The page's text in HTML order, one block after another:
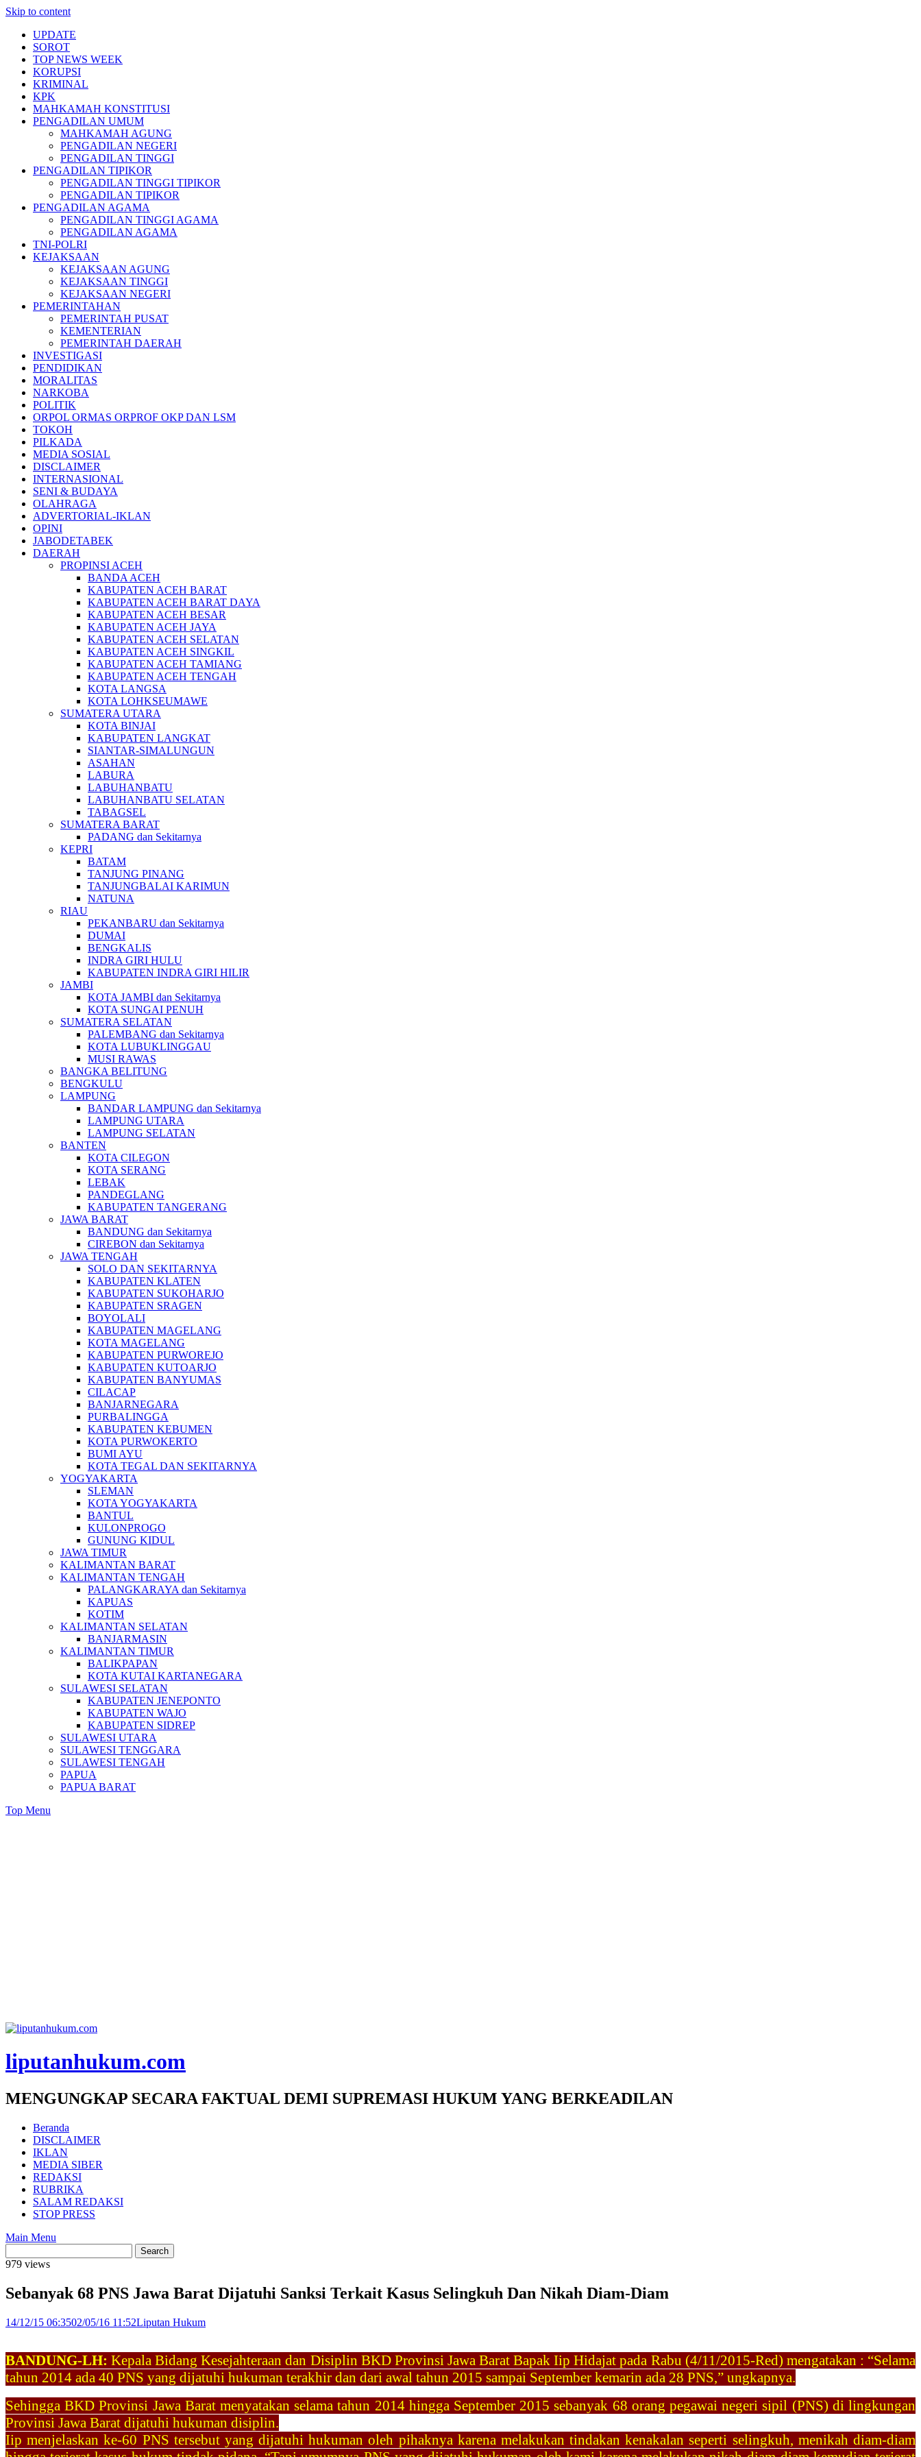
Skip to content
UPDATE
SOROT
TOP NEWS WEEK
KORUPSI
KRIMINAL
KPK
MAHKAMAH KONSTITUSI
PENGADILAN UMUM
MAHKAMAH AGUNG
PENGADILAN NEGERI
PENGADILAN TINGGI
PENGADILAN TIPIKOR
PENGADILAN TINGGI TIPIKOR
PENGADILAN TIPIKOR
PENGADILAN AGAMA
PENGADILAN TINGGI AGAMA
PENGADILAN AGAMA
TNI-POLRI
KEJAKSAAN
KEJAKSAAN AGUNG
KEJAKSAAN TINGGI
KEJAKSAAN NEGERI
PEMERINTAHAN
PEMERINTAH PUSAT
KEMENTERIAN
PEMERINTAH DAERAH
INVESTIGASI
PENDIDIKAN
MORALITAS
NARKOBA
POLITIK
ORPOL ORMAS ORPROF OKP DAN LSM
TOKOH
PILKADA
MEDIA SOSIAL
DISCLAIMER
INTERNASIONAL
SENI & BUDAYA
OLAHRAGA
ADVERTORIAL-IKLAN
OPINI
JABODETABEK
DAERAH
PROPINSI ACEH
BANDA ACEH
KABUPATEN ACEH BARAT
KABUPATEN ACEH BARAT DAYA
KABUPATEN ACEH BESAR
KABUPATEN ACEH JAYA
KABUPATEN ACEH SELATAN
KABUPATEN ACEH SINGKIL
KABUPATEN ACEH TAMIANG
KABUPATEN ACEH TENGAH
KOTA LANGSA
KOTA LOHKSEUMAWE
SUMATERA UTARA
KOTA BINJAI
KABUPATEN LANGKAT
SIANTAR-SIMALUNGUN
ASAHAN
LABURA
LABUHANBATU
LABUHANBATU SELATAN
TABAGSEL
SUMATERA BARAT
PADANG dan Sekitarnya
KEPRI
BATAM
TANJUNG PINANG
TANJUNGBALAI KARIMUN
NATUNA
RIAU
PEKANBARU dan Sekitarnya
DUMAI
BENGKALIS
INDRA GIRI HULU
KABUPATEN INDRA GIRI HILIR
JAMBI
KOTA JAMBI dan Sekitarnya
KOTA SUNGAI PENUH
SUMATERA SELATAN
PALEMBANG dan Sekitarnya
KOTA LUBUKLINGGAU
MUSI RAWAS
BANGKA BELITUNG
BENGKULU
LAMPUNG
BANDAR LAMPUNG dan Sekitarnya
LAMPUNG UTARA
LAMPUNG SELATAN
BANTEN
KOTA CILEGON
KOTA SERANG
LEBAK
PANDEGLANG
KABUPATEN TANGERANG
JAWA BARAT
BANDUNG dan Sekitarnya
CIREBON dan Sekitarnya
JAWA TENGAH
SOLO DAN SEKITARNYA
KABUPATEN KLATEN
KABUPATEN SUKOHARJO
KABUPATEN SRAGEN
BOYOLALI
KABUPATEN MAGELANG
KOTA MAGELANG
KABUPATEN PURWOREJO
KABUPATEN KUTOARJO
KABUPATEN BANYUMAS
CILACAP
BANJARNEGARA
PURBALINGGA
KABUPATEN KEBUMEN
KOTA PURWOKERTO
BUMI AYU
KOTA TEGAL DAN SEKITARNYA
YOGYAKARTA
SLEMAN
KOTA YOGYAKARTA
BANTUL
KULONPROGO
GUNUNG KIDUL
JAWA TIMUR
KALIMANTAN BARAT
KALIMANTAN TENGAH
PALANGKARAYA dan Sekitarnya
KAPUAS
KOTIM
KALIMANTAN SELATAN
BANJARMASIN
KALIMANTAN TIMUR
BALIKPAPAN
KOTA KUTAI KARTANEGARA
SULAWESI SELATAN
KABUPATEN JENEPONTO
KABUPATEN WAJO
KABUPATEN SIDREP
SULAWESI UTARA
SULAWESI TENGGARA
SULAWESI TENGAH
PAPUA
PAPUA BARAT
Top Menu
liputanhukum.com
MENGUNGKAP SECARA FAKTUAL DEMI SUPREMASI HUKUM YANG BERKEADILAN
Beranda
DISCLAIMER
IKLAN
MEDIA SIBER
REDAKSI
RUBRIKA
SALAM REDAKSI
STOP PRESS
Main Menu
979 views
Sebanyak 68 PNS Jawa Barat Dijatuhi Sanksi Terkait Kasus Selingkuh Dan Nikah Diam-Diam
14/12/15 06:3502/05/16 11:52Liputan Hukum
BANDUNG-LH: Kepala Bidang Kesejahteraan dan Disiplin BKD Provinsi Jawa Barat Bapak Iip Hidajat pada Rabu (4/11/2015-Red) mengatakan : “Selama
tahun 2014 ada 40 PNS yang dijatuhi hukuman terakhir dan dari awal tahun 2015 sampai September kemarin ada 28 PNS,” ungkapnya.
Sehingga BKD Provinsi Jawa Barat menyatakan selama tahun 2014 hingga September 2015 sebanyak 68 orang pegawai negeri sipil (PNS) di lingkungan
Provinsi Jawa Barat dijatuhi hukuman disiplin.
Iip menjelaskan ke-60 PNS tersebut yang dijatuhi hukuman oleh pihaknya karena melakukan tindakan kenakalan seperti selingkuh, menikah diam-diam